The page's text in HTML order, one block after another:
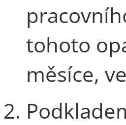
tohoto
měsíce,